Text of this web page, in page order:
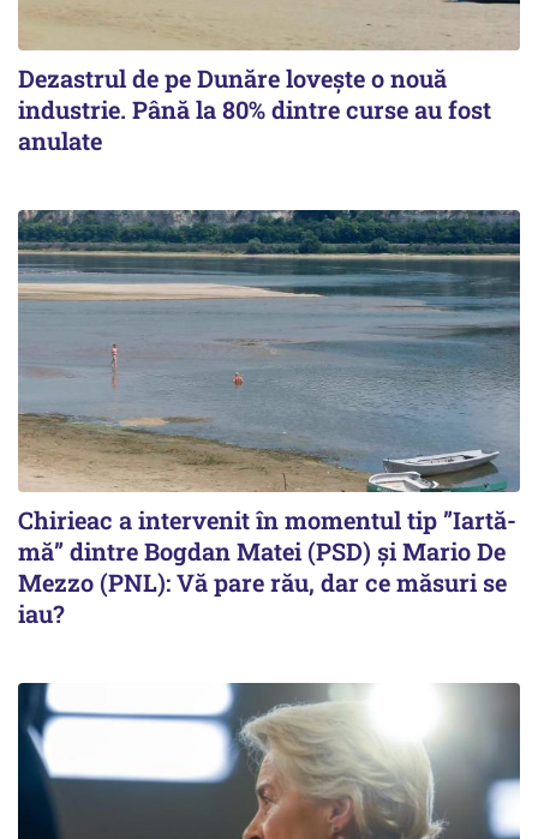
Dezastrul de pe Dunăre lovește o nouă
industrie. Până la 80% dintre curse au fost
anulate
Chirieac a intervenit în momentul tip ”Iartă-
mă” dintre Bogdan Matei (PSD) și Mario De
Mezzo (PNL): Vă pare rău, dar ce măsuri se
iau?